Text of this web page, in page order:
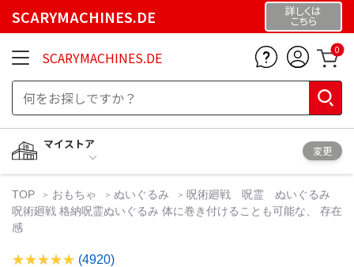
SCARYMACHINES.DE 詳しくは
こちら
SCARYMACHINES.DE 0
マイストア
変更
TOP おもちゃ ぬいぐるみ
呪術廻戦 呪霊 ぬいぐるみ
呪術廻戦 格納呪霊ぬいぐるみ 体に巻き付けることも可能な、 存在
感
(4920)